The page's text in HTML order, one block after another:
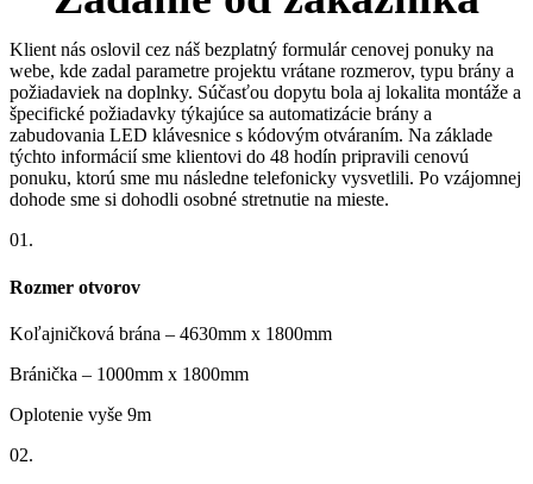
Klient nás oslovil cez náš bezplatný formulár cenovej ponuky na
webe, kde zadal parametre projektu vrátane rozmerov, typu brány a
požiadaviek na doplnky. Súčasťou dopytu bola aj lokalita montáže a
špecifické požiadavky týkajúce sa automatizácie brány a
zabudovania LED klávesnice s kódovým otváraním. Na základe
týchto informácií sme klientovi do 48 hodín pripravili cenovú
ponuku, ktorú sme mu následne telefonicky vysvetlili. Po vzájomnej
dohode sme si dohodli osobné stretnutie na mieste.
01.
Rozmer otvorov
Koľajničková brána – 4630mm x 1800mm
Bránička – 1000mm x 1800mm
Oplotenie vyše 9m
02.